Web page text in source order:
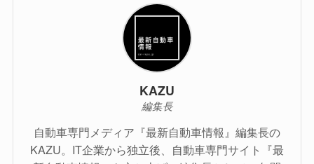
KAZU
編集長
自動車専門メディア『最新自動車情報』編集長の
KAZU。IT企業から独立後、自動車専門サイト『最